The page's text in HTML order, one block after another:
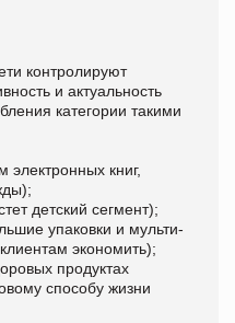
контролируют
и актуальность
категории такими
книг,
детский сегмент);
упаковки и мульти-
экономить);
продуктах
способу жизни